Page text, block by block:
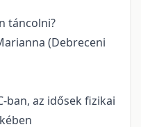
táncolni?
(Debreceni
ban, az idősek fizikai